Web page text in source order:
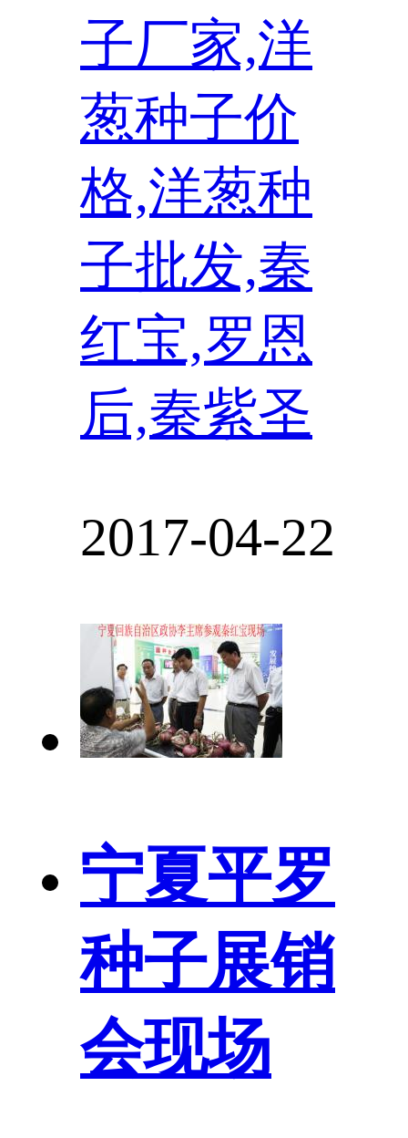
子厂家,洋
葱种子价
格,洋葱种
子批发,秦
红宝,罗恩
后,秦紫圣
2017-04-22
宁夏平罗
种子展销
会现场